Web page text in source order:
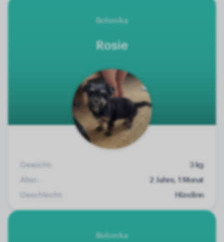
Bolonka
Rosie
Gewicht:
3 kg
Alter:
2 Jahre, 1 Monat
Geschlecht:
Hündinn
Bolonka